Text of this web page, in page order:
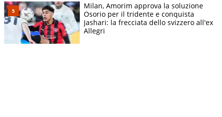
Milan, Amorim approva la soluzione
Osorio per il tridente e conquista
Jashari: la frecciata dello svizzero all'ex
Allegri